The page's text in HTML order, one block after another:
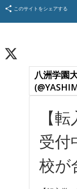
このサイトをシェアする